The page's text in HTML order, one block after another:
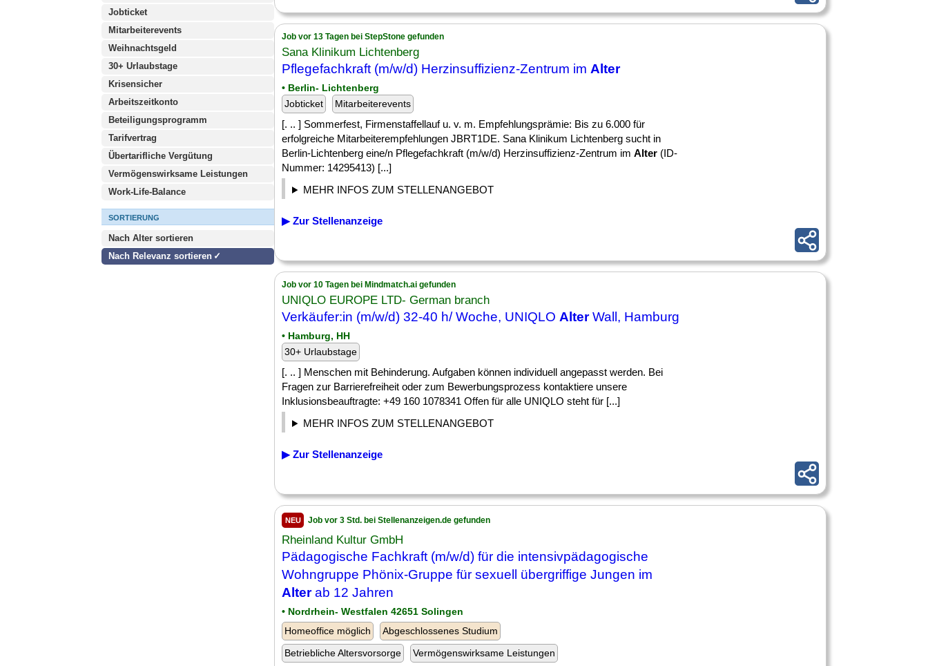
Jobticket
Mitarbeiterevents
Weihnachtsgeld
30+ Urlaubstage
Krisensicher
Arbeitszeitkonto
Beteiligungsprogramm
Tarifvertrag
Übertarifliche Vergütung
Vermögenswirksame Leistungen
Work-Life-Balance
SORTIERUNG
Nach Alter sortieren
Nach Relevanz sortieren
Job vor 13 Tagen bei StepStone gefunden
Sana Klinikum Lichtenberg
Pflegefachkraft (m/w/d) Herzinsuffizienz-Zentrum im Alter
• Berlin- Lichtenberg
Jobticket
Mitarbeiterevents
[. .. ] Sommerfest, Firmenstaffellauf u. v. m. Empfehlungsprämie: Bis zu 6.000 für
erfolgreiche Mitarbeiterempfehlungen JBRT1DE. Sana Klinikum Lichtenberg sucht in
Berlin-Lichtenberg eine/n Pflegefachkraft (m/w/d) Herzinsuffizienz-Zentrum im Alter (ID-
Nummer: 14295413) [...]
MEHR INFOS ZUM STELLENANGEBOT
▶ Zur Stellenanzeige
Job vor 10 Tagen bei Mindmatch.ai gefunden
UNIQLO EUROPE LTD- German branch
Verkäufer:in (m/w/d) 32-40 h/ Woche, UNIQLO AlterWall, Hamburg
• Hamburg, HH
30+ Urlaubstage
[. .. ] Menschen mit Behinderung. Aufgaben können individuell angepasst werden. Bei
Fragen zur Barrierefreiheit oder zum Bewerbungsprozess kontaktiere unsere
Inklusionsbeauftragte: +49 160 1078341 Offen für alle UNIQLO steht für [...]
MEHR INFOS ZUM STELLENANGEBOT
▶ Zur Stellenanzeige
NEU Job vor 3 Std. bei Stellenanzeigen.de gefunden
Rheinland Kultur GmbH
Pädagogische Fachkraft (m/w/d) für die intensivpädagogische
Wohngruppe Phönix-Gruppe für sexuell übergriffige Jungen im
Alterab 12 Jahren
• Nordrhein- Westfalen 42651 Solingen
Homeoffice möglich
Abgeschlossenes Studium
Betriebliche Altersvorsorge
Vermögenswirksame Leistungen